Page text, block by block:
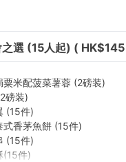
選】西貢 → 甕缸灣
】西貢→西貢海灣(滘西
之旅】西貢→大浪西灣
旅】西貢 → 浪茄灣
選 (15人起) ( HK$145
粟米配菠菜薯蓉 (2磅装)
磅装)
(15件)
式香茅魚餅 (15件)
(15件)
(15件)